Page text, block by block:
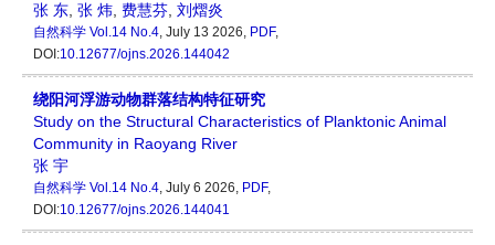
张 东 张 炜 费慧芬 刘熠炎
自然科学 Vol.14 No.4, July 13 2026, PDF,
DOI:10.12677/ojns.2026.144042
绕阳河浮游动物群落结构特征研究
Study on the Structural Characteristics of Planktonic Animal
Community in Raoyang River
张 宇
自然科学 Vol.14 No.4, July 6 2026, PDF,
DOI:10.12677/ojns.2026.144041